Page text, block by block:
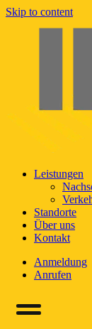
Skip to content
Leistungen
Standorte
Über uns
Kontakt
Anmeldung
Anrufen